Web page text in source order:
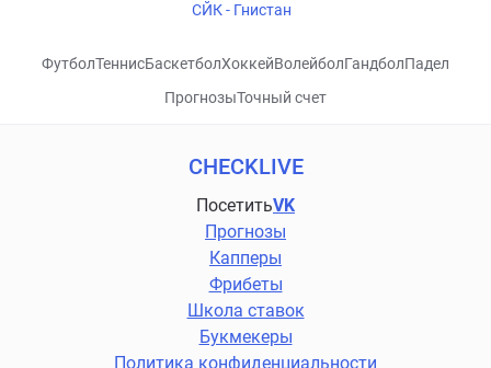
СЙК - Гнистан
ФутболТеннисБаскетболХоккейВолейболГандболПадел
ПрогнозыТочный счет
CHECKLIVE
ПосетитьVK
Прогнозы
Капперы
Фрибеты
Школа ставок
Букмекеры
Политика конфиденциальности